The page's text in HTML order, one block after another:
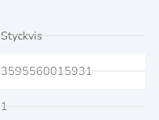
Styckvis
3595560015931
1